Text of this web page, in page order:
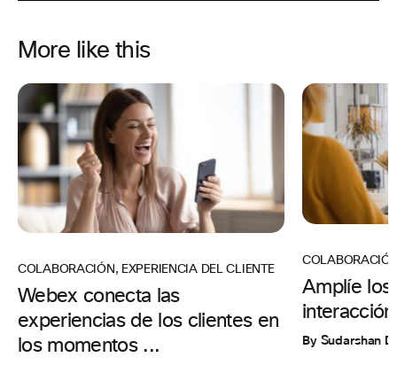
More like this
COLABORACIÓN , EXPERIENCIA DEL CLIENTE
Webex conecta las
experiencias de los clientes en
los momentos ...
Amplíe los
By Sudarshan